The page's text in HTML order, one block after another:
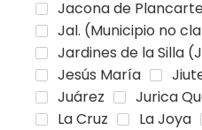
Jacona de
Jal. (Municipio no
Jardines de la Silla
Jesús María
Juárez
Jurica
La Cruz
La Joya